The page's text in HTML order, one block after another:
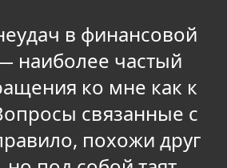
в финансовой
наиболее частый
ко мне как к
связанные с
похожи друг